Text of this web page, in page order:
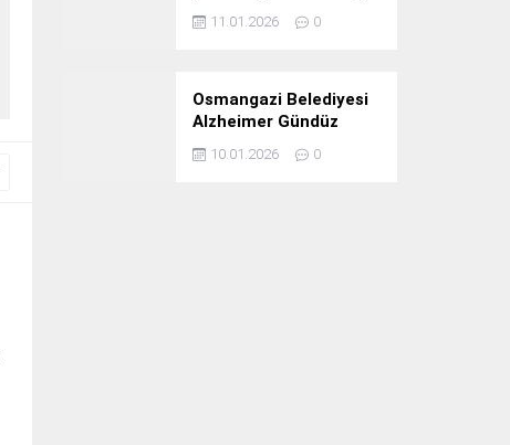
yatırımı
11.01.2026 0
Osmangazi Belediyesi
Alzheimer Gündüz
Bakım Evi 3. Yılını
Kutladı
10.01.2026 0